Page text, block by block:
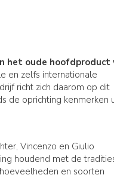
het oude hoofdproduct
en zelfs internationale
richt zich daarom op dit
de oprichting kenmerken
Vincenzo en Giulio
houdend met de
en soorten